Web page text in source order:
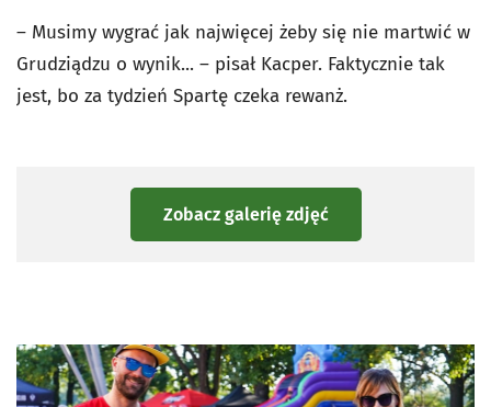
– Musimy wygrać jak najwięcej żeby się nie martwić w
Grudziądzu o wynik... – pisał Kacper. Faktycznie tak
jest, bo za tydzień Spartę czeka rewanż.
Zobacz galerię zdjęć